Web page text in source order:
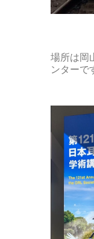
場所は岡
ンターで